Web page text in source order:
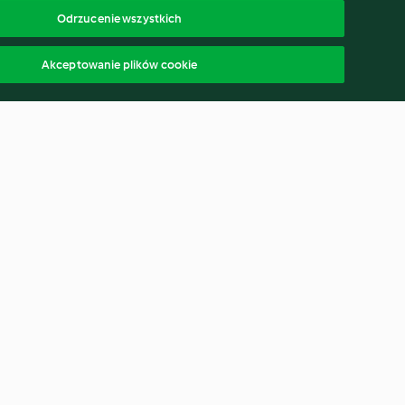
Odrzucenie wszystkich
Akceptowanie plików cookie